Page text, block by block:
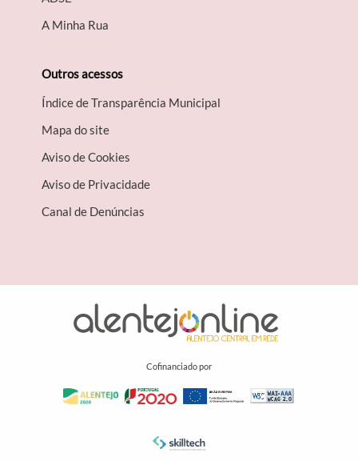
A Minha Rua
Outros acessos
Índice de Transparência Municipal
Mapa do site
Aviso de Cookies
Aviso de Privacidade
Canal de Denúncias
Cofinanciado por